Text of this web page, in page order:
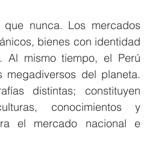
nunca. Los mercados
bienes con identidad
Al mismo tiempo, el Perú
del planeta.
distintas; constituyen
conocimientos y
el mercado nacional e